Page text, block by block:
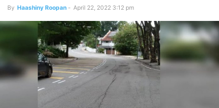
By Haashiny Roopan - April 22, 2022 3:12 pm